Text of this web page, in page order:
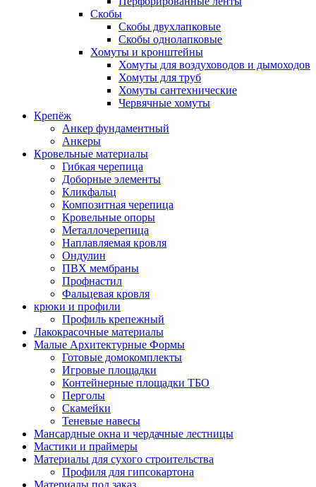
Скобы
Скобы двухлапковые
Скобы однолапковые
Хомуты и кронштейны
Хомуты для воздуховодов и дымоходов
Хомуты для труб
Хомуты сантехнические
Червячные хомуты
Крепёж
Анкер фундаментный
Анкеры
Кровельные материалы
Гибкая черепица
Доборные элементы
Кликфальц
Композитная черепица
Кровельные опоры
Металлочерепица
Наплавляемая кровля
Ондулин
ПВХ мембраны
Профнастил
Фальцевая кровля
крюки и профили
Профиль крепежный
Лакокрасочные материалы
Малые Архитектурные Формы
Готовые домокомплекты
Игровые площадки
Контейнерные площадки ТБО
Перголы
Скамейки
Теневые навесы
Мансардные окна и чердачные лестницы
Мастики и праймеры
Материалы для сухого строительства
Профиля для гипсокартона